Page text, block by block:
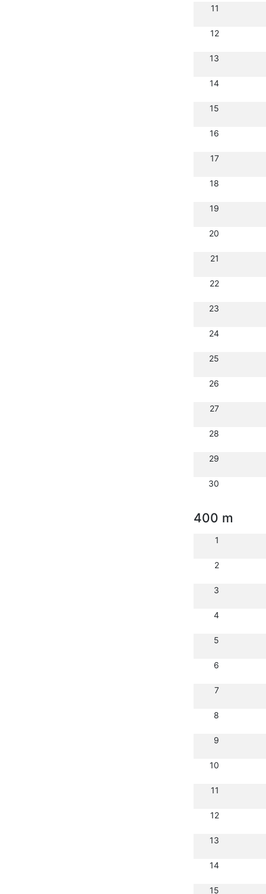
11
12
13
14
15
16
17
18
19
20
21
22
23
24
25
26
27
28
29
30
400 m
1
2
3
4
5
6
7
8
9
10
11
12
13
14
15